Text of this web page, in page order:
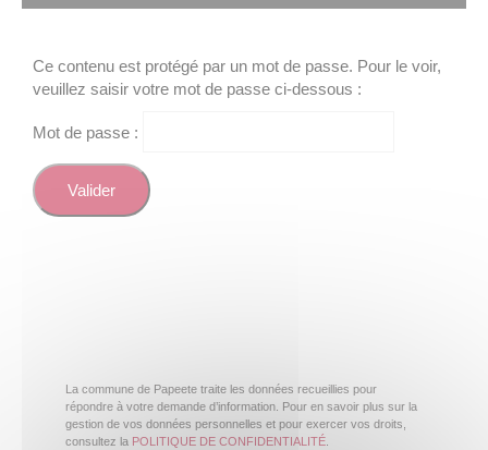
Ce contenu est protégé par un mot de passe. Pour le voir,
veuillez saisir votre mot de passe ci-dessous :
Mot de passe :
La commune de Papeete traite les données recueillies pour
répondre à votre demande d’information. Pour en savoir plus sur la
gestion de vos données personnelles et pour exercer vos droits,
consultez la POLITIQUE DE CONFIDENTIALITÉ